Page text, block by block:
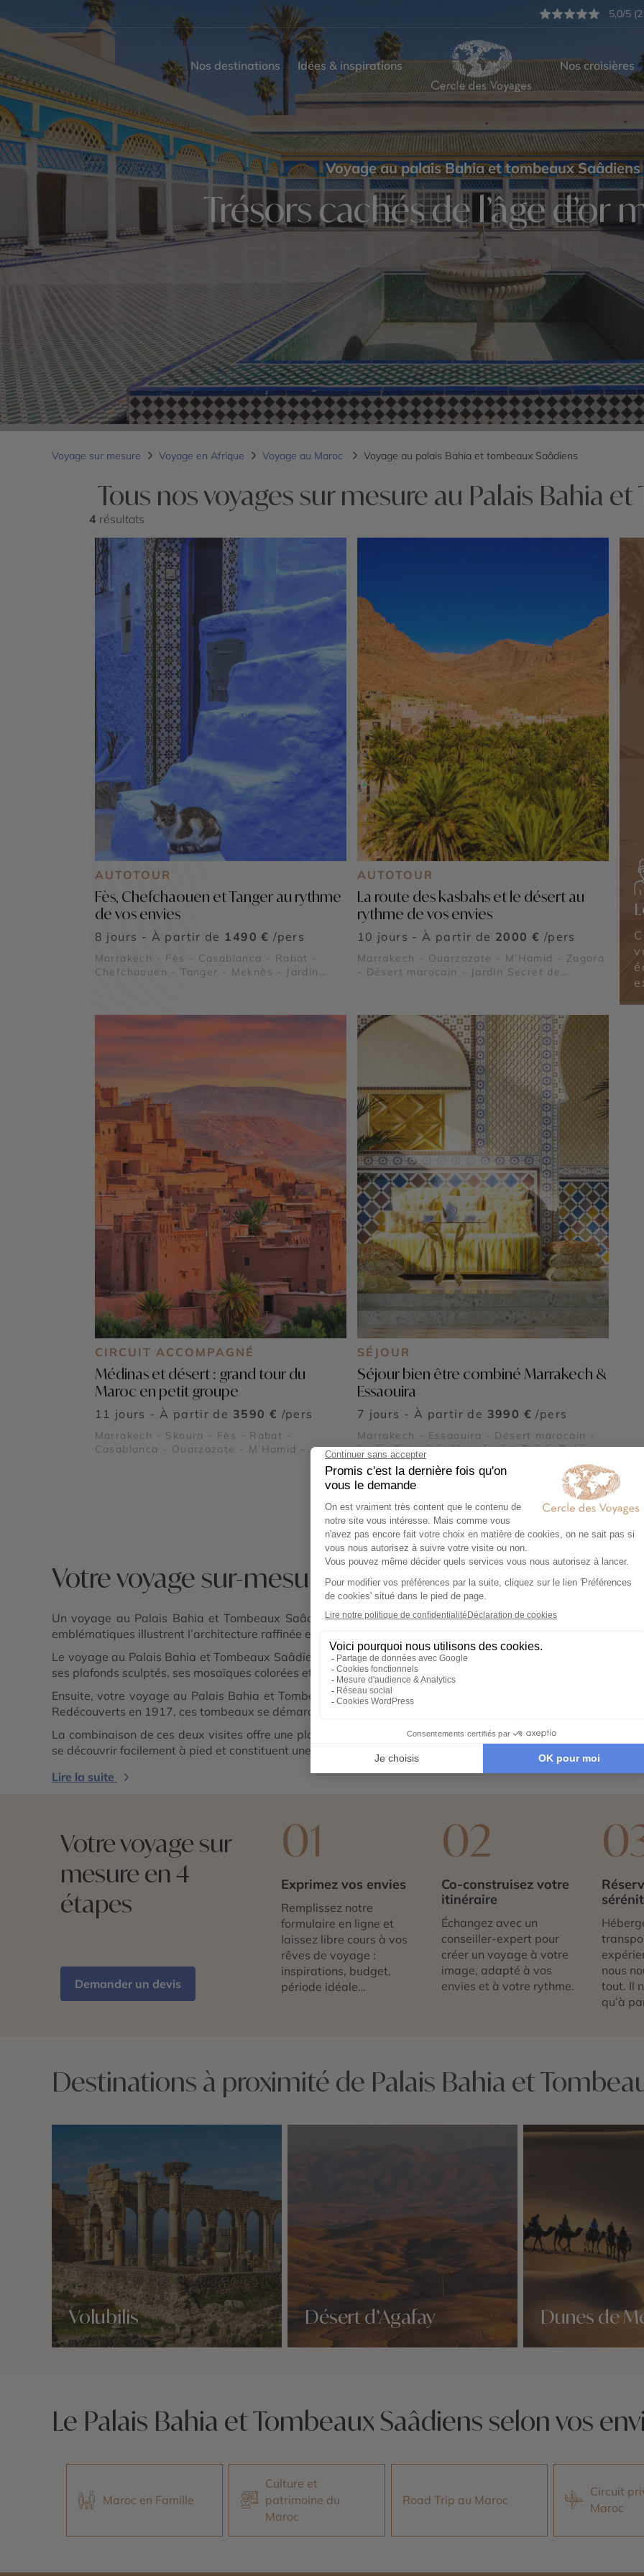
5,0/5
Nos destinations Idées & inspirations Nos croisières
Voyage au palais Bahia et tombeaux Saâdiens
Trésors cachés de l’âge d’or
Voyage sur mesure Voyage en Afrique Voyage au Maroc Voyage au palais Bahia et tombeaux Saâdiens
Tous nos voyages sur mesure au Palais Bahia
4 résultats
AUTOTOUR
Fès, Chefchaouen et Tanger au rythme
de vos envies
8 jours - À partir de 1490 € /pers
Marrakech - Fès - Casablanca - Rabat -
Chefchaouen - Tanger - Meknès - Jardin
AUTOTOUR
La route des kasbahs et le désert au
rythme de vos envies
10 jours - À partir de 2000 € /pers
Marrakech - Ouarzazate - M’Hamid - Zagora
- Désert marocain - Jardin Secret de
Vallée des roses - Sahara marocain
CIRCUIT ACCOMPAGNÉ
Médinas et désert : grand tour du
Maroc en petit groupe
11 jours - À partir de 3590 € /pers
Marrakech - Skoura - Fès - Rabat -
Casablanca - Ouarzazate - M’Hamid -
SÉJOUR
Séjour bien être combiné Marrakech &
Essaouira
7 jours - À partir de 3990 € /pers
Marrakech - Essaouira - Désert marocain -
Jardin Secret de Marrakech - Palais Bahia et
Tombeaux Saâdiens
Voir tous nos voyages Maroc
Votre voyage sur-mesure au Palais Bahia et
Un voyage au Palais Bahia et Tombeaux Saâdiens vous invite à remonter le temps au cœur de la
emblématiques illustrent l’architecture raffinée et l’histoire glorieuse du royaume marocain.
Le voyage au Palais Bahia et Tombeaux Saâdiens débute par la visite du somptueux Palais Bahia. Construit
ses plafonds sculptés, ses mosaïques colorées et son jardin andalou. Ce lieu chargé d’histoire évoque la vie
Ensuite, votre voyage au Palais Bahia et Tombeaux Saâdiens se poursuit vers le quartier de la Kasbah,
Redécouverts en 1917, ces tombeaux se démarquent par leurs stucs finement ciselés, leurs colonnes de
La combinaison de ces deux visites offre une plongée fascinante dans l’art marocain et l’histoire impériale.
se découvrir facilement à pied et constituent une étape culturelle incontournable lors d’un séjour à
Lire la suite
Votre voyage sur
mesure en 4
étapes
Demander un devis
01
Exprimez vos envies
Remplissez notre
formulaire en ligne et
laissez libre cours à vos
rêves de voyage :
inspirations, budget,
période idéale…
02
Co-construisez votre
itinéraire
Échangez avec un
conseiller-expert pour
créer un voyage à votre
image, adapté à vos
envies et à votre rythme.
nous
tout. Il
qu’à
Destinations à proximité de Palais Bahia et
Volubilis Désert d’Agafay Dunes de
Le Palais Bahia et Tombeaux Saâdiens selon vos
Maroc en Famille
Culture et
patrimoine du
Maroc
Road Trip au Maroc
Circuit
Maroc